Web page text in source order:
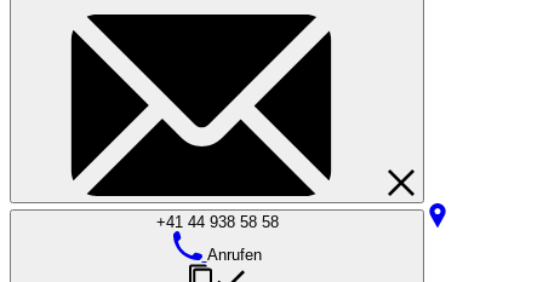
+41 44 938 58 58
Anrufen